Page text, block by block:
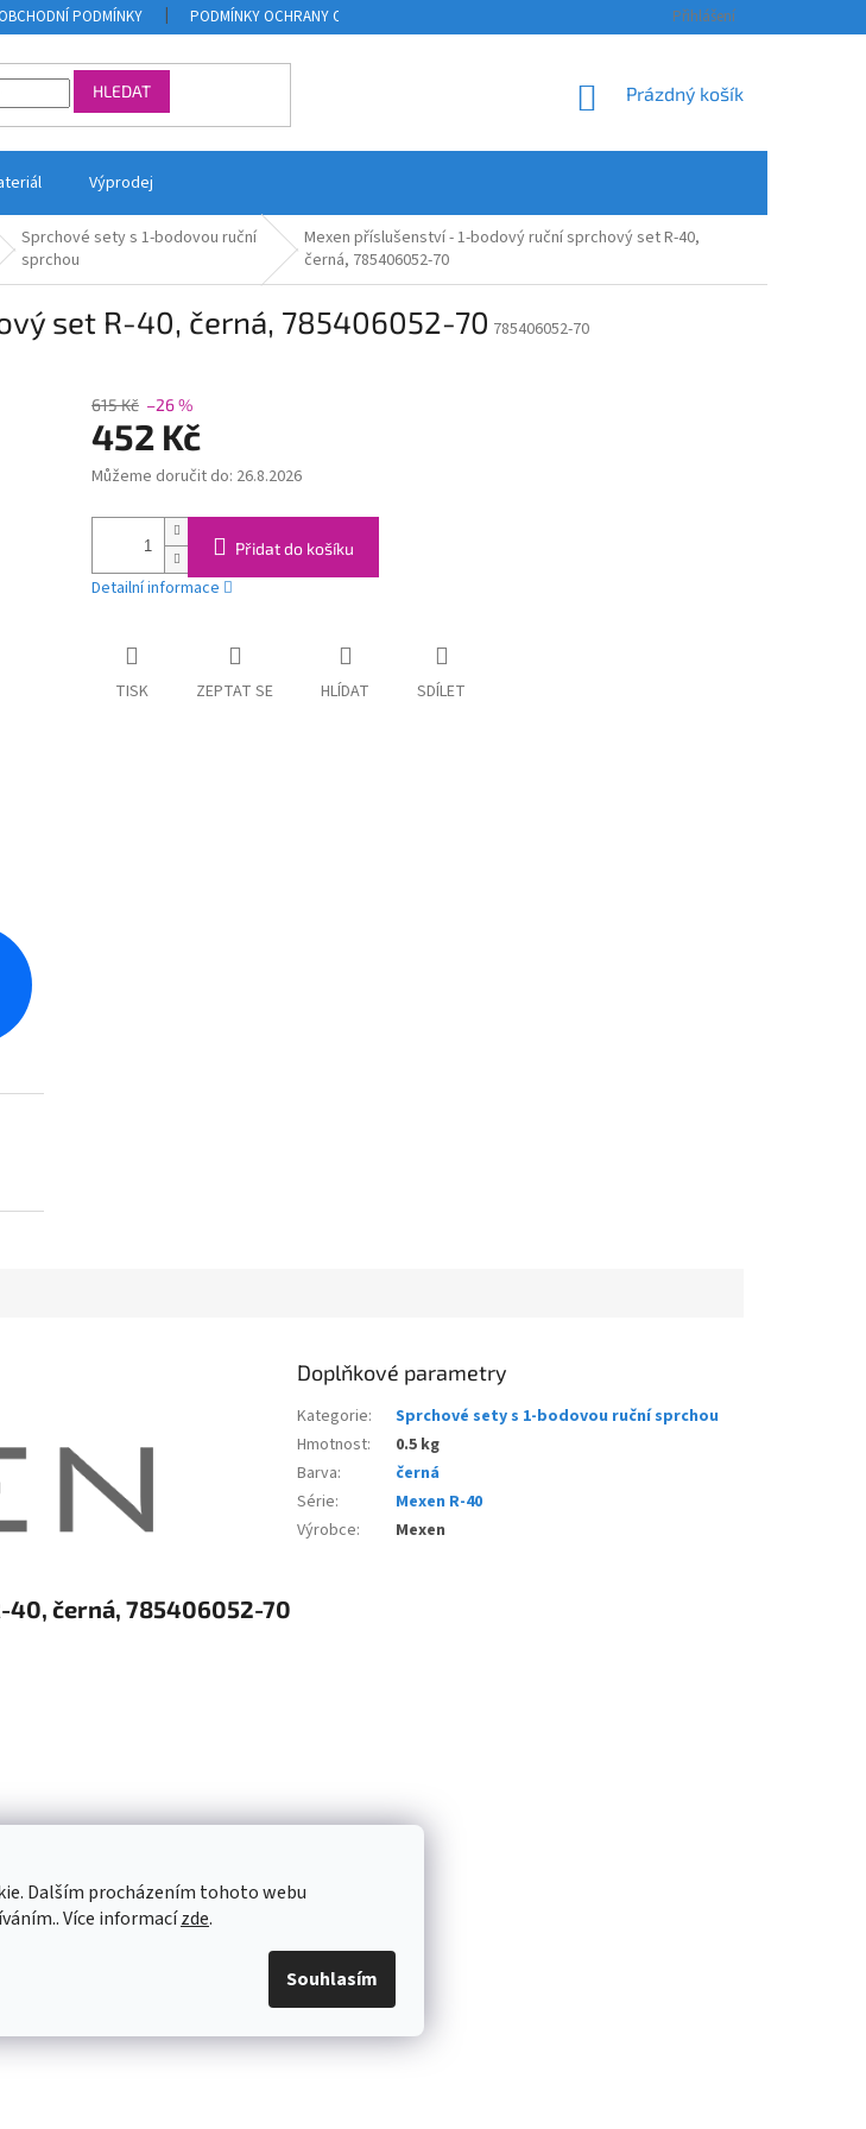
Dalším procházením tohoto webu
Více informacízde.
Souhlasím
PODMÍNKY PODMÍNKY OCHRANY OSOBNÍCH ÚDAJŮ ODSTOUPENÍ OD SMLOUVY A
Přihlášení
HLEDAT
NÁKUPNÍ
Prázdný košík
Výprodej
Sprchové sety s 1-bodovou ruční
sprchou
Mexen příslušenství - 1-bodový ruční sprchový set R-40,
černá, 785406052-70
set R-40, černá, 785406052-70 785406052-70
615 Kč –26 %
452 Kč
Měrná
Můžeme doručit do: 26.8.2026
Přidat do košíku
Detailní informace
TISK ZEPTAT SE HLÍDAT SDÍLET
černá, 785406052-70
Doplňkové parametry
Kategorie:
Sprchové sety s 1-bodovou ruční sprchou
Hmotnost:
0.5 kg
Barva:
černá
Série:
Mexen R-40
Výrobce: Mexen